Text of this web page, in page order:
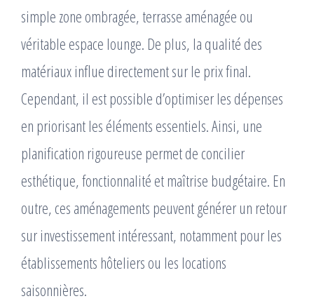
simple zone ombragée, terrasse aménagée ou
véritable espace lounge. De plus, la qualité des
matériaux influe directement sur le prix final.
Cependant, il est possible d’optimiser les dépenses
en priorisant les éléments essentiels. Ainsi, une
planification rigoureuse permet de concilier
esthétique, fonctionnalité et maîtrise budgétaire. En
outre, ces aménagements peuvent générer un retour
sur investissement intéressant, notamment pour les
établissements hôteliers ou les locations
saisonnières.